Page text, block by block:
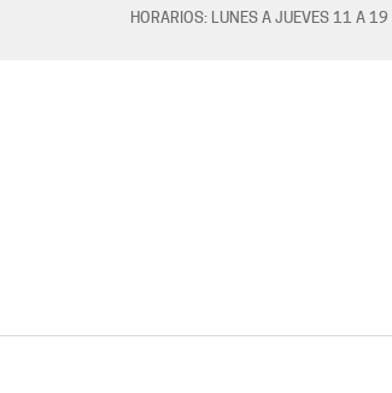
HORARIOS: LUNES A JUEVES 11 A